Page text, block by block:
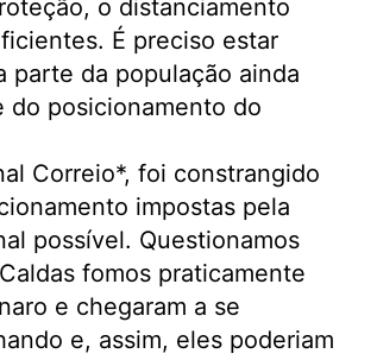
o distanciamento
É preciso estar
parte da população ainda
do posicionamento do
Correio*, foi constrangido
impostas pela
possível. Questionamos
fomos praticamente
e chegaram a se
e, assim, eles poderiam